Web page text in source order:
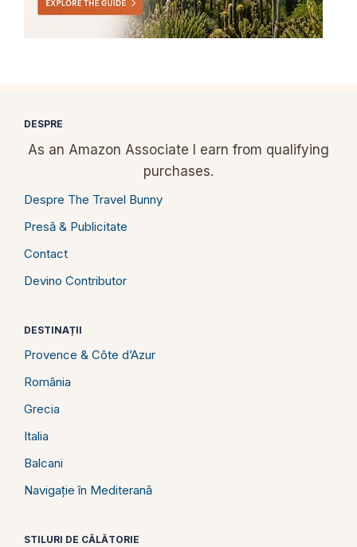
DESPRE
As an Amazon Associate I earn from qualifying
purchases.
Despre The Travel Bunny
Presă & Publicitate
Contact
Devino Contributor
DESTINAȚII
Provence & Côte d’Azur
România
Grecia
Italia
Balcani
Navigație în Mediterană
STILURI DE CĂLĂTORIE